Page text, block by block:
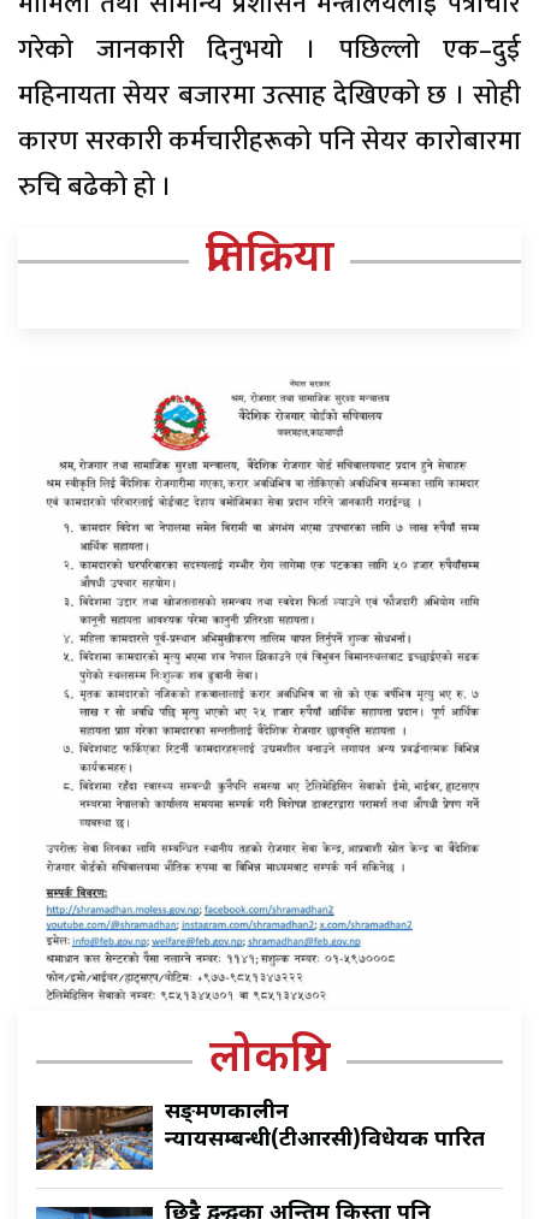
गरेको जानकारी दिनुभयो । पछिल्लो एक–दुई
महिनायता सेयर बजारमा उत्साह देखिएको छ । सोही
कारण सरकारी कर्मचारीहरूको पनि सेयर कारोबारमा
रुचि बढेको हो ।
प्रतिक्रिया
लोकप्रिय
सङ्क्रमणकालीन
न्यायसम्बन्धी(टीआरसी)विधेयक पारित